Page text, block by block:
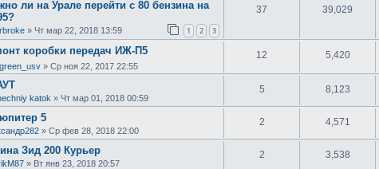
ли на Урале перейти с 80 бензина на
» Чт мар 22, 2018 13:59 1 2 3
37 39,029
коробки передач ИЖ-П5
green_usv » Ср ноя 22, 2017 22:55
12 5,420
katok » Чт мар 01, 2018 00:59
5 8,123
5
» Ср фев 28, 2018 22:00
2 4,571
Зид 200 Курьер
» Вт янв 23, 2018 20:57
2 3,538